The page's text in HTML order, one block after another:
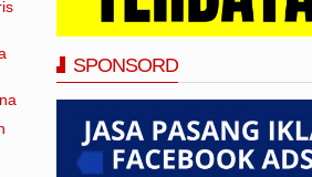
SPONSORD